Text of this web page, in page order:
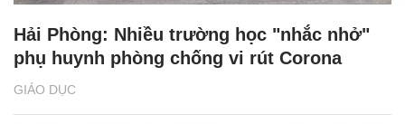
GIÁO DỤC
Hải Phòng: Nhiều trường học "nhắc nhở"
phụ huynh phòng chống vi rút Corona